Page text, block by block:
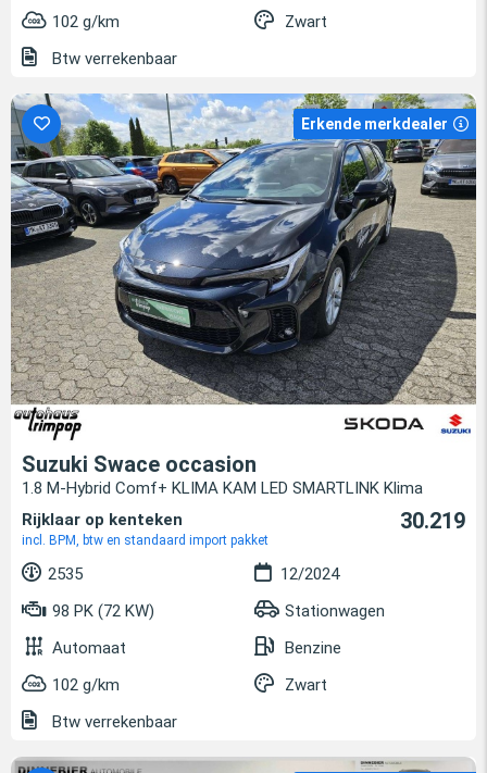
102 g/km
Zwart
Btw verrekenbaar
Erkende merkdealer
Suzuki Swace occasion
1.8 M-Hybrid Comf+ KLIMA KAM LED SMARTLINK Klima
Rijklaar op kenteken
incl. BPM, btw en standaard import pakket
30.219
2535
12/2024
98 PK (72 KW)
Stationwagen
Automaat
Benzine
102 g/km
Zwart
Btw verrekenbaar